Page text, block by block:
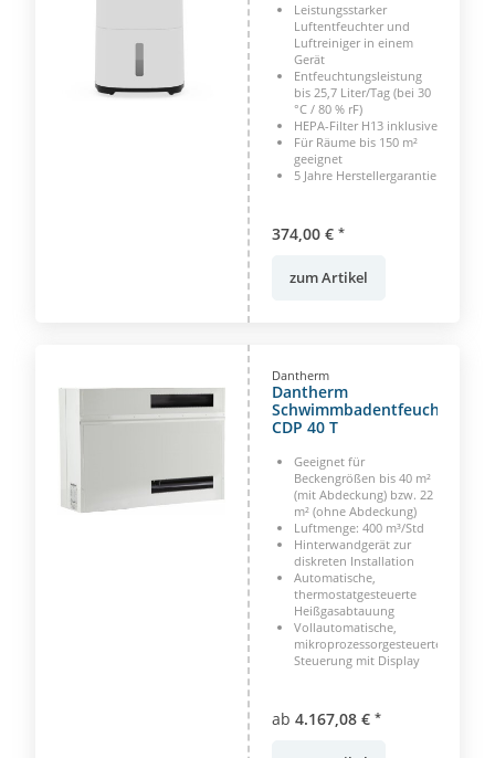
Leistungsstarker
Luftentfeuchter und
Luftreiniger in einem
Gerät
Entfeuchtungsleistung
bis 25,7 Liter/Tag (bei 30
°C / 80 % rF)
HEPA-Filter H13 inklusive
Für Räume bis 150 m²
geeignet
5 Jahre Herstellergarantie
374,00 € *
zum Artikel
Dantherm
Dantherm
Schwimmbadentfeuchter
CDP 40 T
Geeignet für
Beckengrößen bis 40 m²
(mit Abdeckung) bzw. 22
m² (ohne Abdeckung)
Luftmenge: 400 m³/Std
Hinterwandgerät zur
diskreten Installation
Automatische,
thermostatgesteuerte
Heißgasabtauung
Vollautomatische,
mikroprozessorgesteuerte
Steuerung mit Display
ab 4.167,08 € *